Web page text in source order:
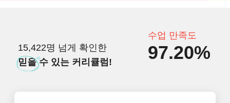
15,422명 넘게 확인한
믿을수 있는 커리큘럼!
수업 만족도
97.20%